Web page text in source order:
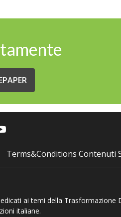
Terms&Conditions Contenuti
ai temi della Trasformazione
italiane.